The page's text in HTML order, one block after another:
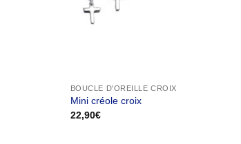
BOUCLE D'OREILLE CROIX
Mini créole croix
22,90€